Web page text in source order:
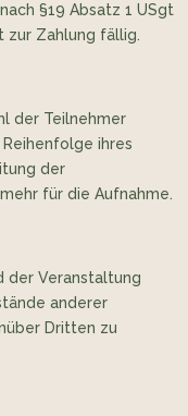
§19 Absatz 1 USgt
zur Zahlung fällig.
der Teilnehmer
ihres
der
für die Aufnahme.
der Veranstaltung
anderer
Dritten zu